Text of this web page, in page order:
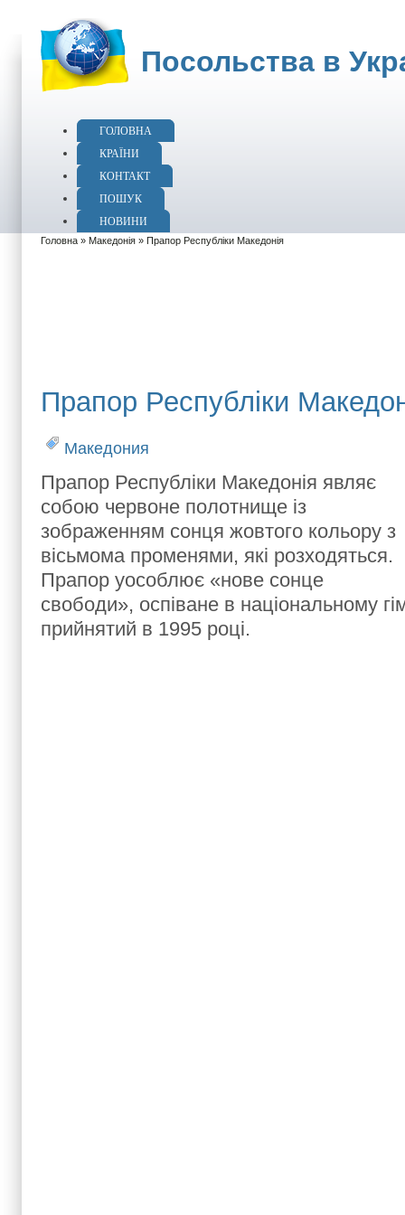
Посольства в
ГОЛОВНА
КРАЇНИ
КОНТАКТ
ПОШУК
НОВИНИ
Головна » Македонія » Прапор Республіки Македонія
Прапор Республіки
Македония
Прапор Республіки Македонія являє
собою червоне полотнище із
зображенням сонця жовтого кольору з
вісьмома променями, які розходяться.
Прапор уособлює «нове сонце
свободи», оспіване в національному
прийнятий в 1995 році.